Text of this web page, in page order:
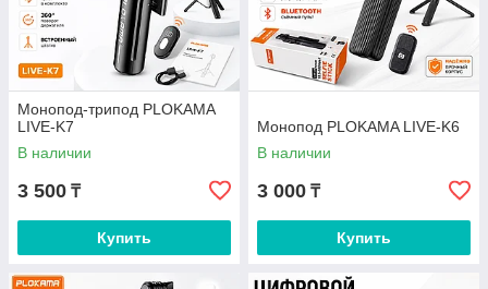
Монопод-трипод PLOKAMA
LIVE-K7
В наличии
3 500 ₸
Купить
Монопод PLOKAMA LIVE-K6
В наличии
3 000 ₸
Купить